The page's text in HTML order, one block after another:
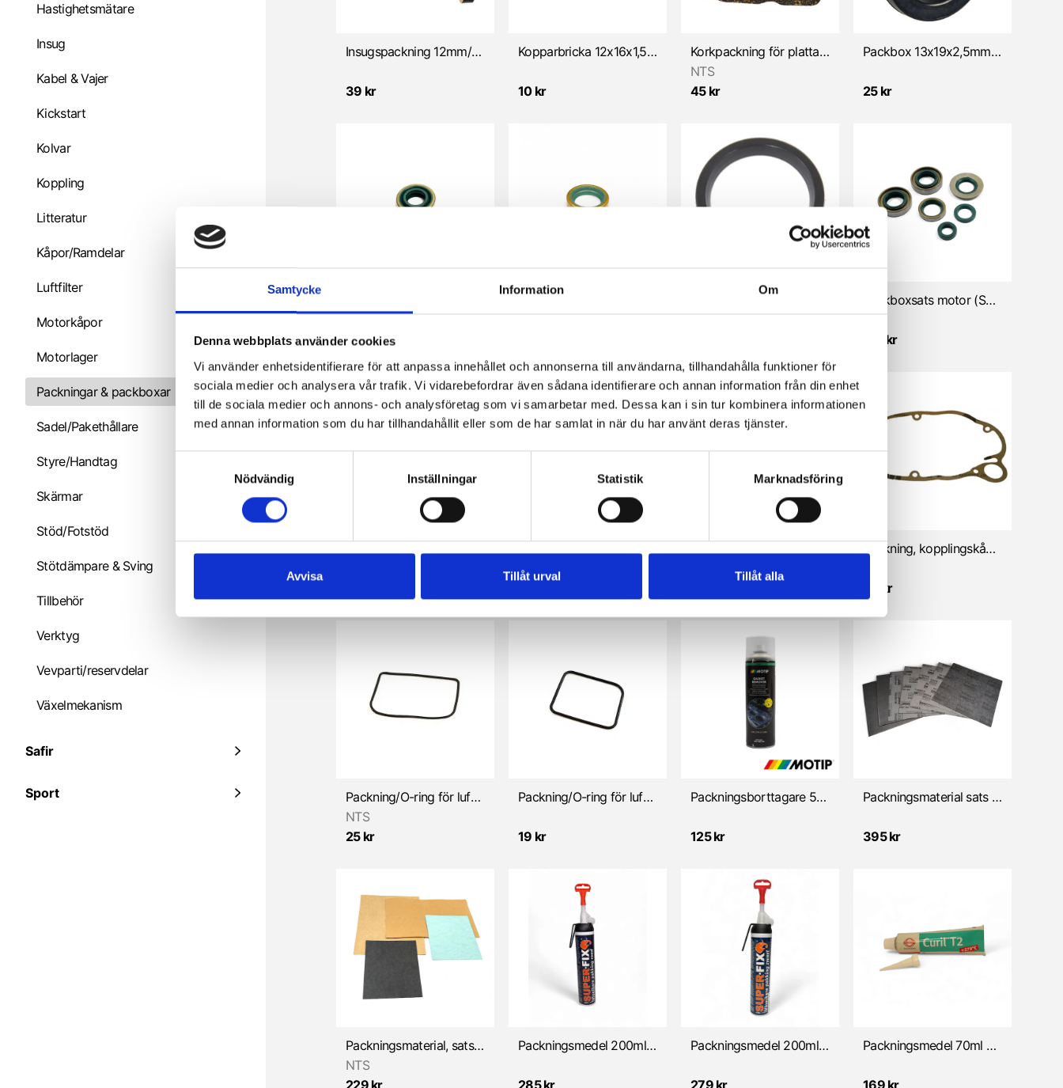
Samtycke Information Om
Denna webbplats använder cookies
Vi använder enhetsidentifierare för att anpassa innehållet och annonserna till användarna, tillhandahålla funktioner för
sociala medier och analysera vår trafik. Vi vidarebefordrar även sådana identifierare och annan information från din enhet
till de sociala medier och annons- och analysföretag som vi samarbetar med. Dessa kan i sin tur kombinera informationen
med annan information som du har tillhandahållit eller som de har samlat in när du har använt deras tjänster.
s
Nödvändig Inställningar Statistik Marknadsföring
Avvisa Tillåt urval Tillåt alla
Hastighetsmätare
Insug
Kabel & Vajer
Kickstart
Kolvar
Koppling
Litteratur
Kåpor/Ramdelar
Luftfilter
Motorkåpor
Motorlager
Packningar & packboxar
Sadel/Pakethållare
Styre/Handtag
Skärmar
Stöd/Fotstöd
Stötdämpare & Sving
Tillbehör
Verktyg
Vevparti/reservdelar
Växelmekanism
Safir
Sport
Insugspackning 12mm/5,2mm (Sachs)
39 kr
Kopparbricka 12x16x1,5mm (Sachs)
10 kr
Korkpackning för platta under förgasare/SSB 8,5-12mm (Sachs)
NTS
45 kr
Packbox 13x19x2,5mm (Sachs)
25 kr
35 kr
Packboxsats motor (Sachs 50/3 & 50/4, kickstart)
155 kr
NTS
Packning, kopplingskåpa (Sachs)
45 kr
Packning/O-ring för luftburk/SSB (Sachs)
NTS
25 kr
Packning/O-ring för luftfilter/SSB (Sachs)
19 kr
Packningsborttagare 500ml MOTIP
125 kr
Packningsmaterial sats (7- delar)
395 kr
Packningsmaterial, sats (4- delar)
NTS
229 kr
Packningsmedel 200ml Röd SUPER FIX
285 kr
Packningsmedel 200ml Svart SUPER FIX
279 kr
Packningsmedel 70ml Grön CURIL T2
169 kr